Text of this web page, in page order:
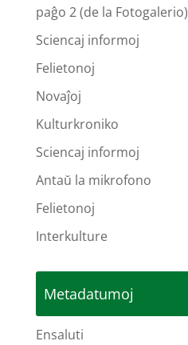
paĝo 2 (de la Fotogalerio)
Sciencaj informoj
Felietonoj
Novaĵoj
Kulturkroniko
Sciencaj informoj
Antaŭ la mikrofono
Felietonoj
Interkulture
Metadatumoj
Ensaluti